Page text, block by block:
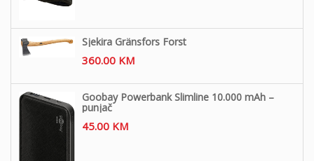
Sjekira Gränsfors Forst
360.00 KM
Goobay Powerbank Slimline 10.000 mAh –
punjač
45.00 KM